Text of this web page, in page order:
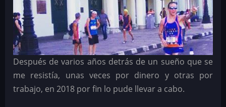
Después de varios años detrás de un sueño que se
me resistía, unas veces por dinero y otras por
trabajo, en 2018 por fin lo pude llevar a cabo.